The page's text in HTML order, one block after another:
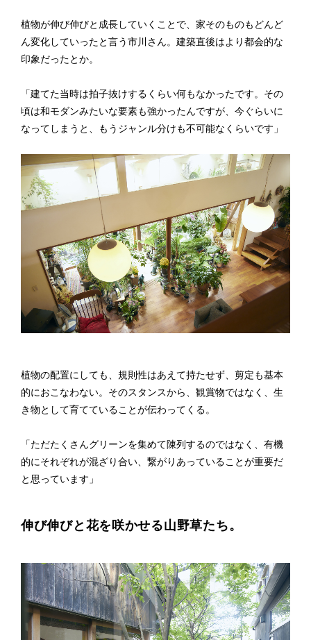
植物が伸び伸びと成長していくことで、家そのものもどんど
ん変化していったと言う市川さん。建築直後はより都会的な
印象だったとか。
「建てた当時は拍子抜けするくらい何もなかったです。その
頃は和モダンみたいな要素も強かったんですが、今ぐらいに
なってしまうと、もうジャンル分けも不可能なくらいです」
植物の配置にしても、規則性はあえて持たせず、剪定も基本
的におこなわない。そのスタンスから、観賞物ではなく、生
き物として育てていることが伝わってくる。
「ただたくさんグリーンを集めて陳列するのではなく、有機
的にそれぞれが混ざり合い、繋がりあっていることが重要だ
と思っています」
伸び伸びと花を咲かせる山野草たち。